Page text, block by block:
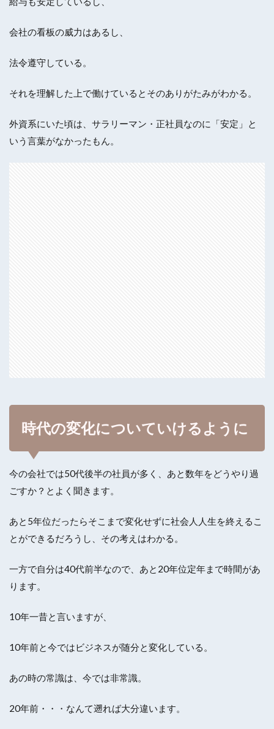
会社の看板の威力はあるし、
法令遵守している。
それを理解した上で働けているとそのありがたみがわかる。
外資系にいた頃は、サラリーマン・正社員なのに「安定」と
いう言葉がなかったもん。
時代の変化についていけるように
今の会社では50代後半の社員が多く、あと数年をどうやり過
ごすか？とよく聞きます。
あと5年位だったらそこまで変化せずに社会人人生を終えるこ
とができるだろうし、その考えはわかる。
一方で自分は40代前半なので、あと20年位定年まで時間があ
ります。
10年一昔と言いますが、
10年前と今ではビジネスが随分と変化している。
あの時の常識は、今では非常識。
20年前・・・なんて遡れば大分違います。